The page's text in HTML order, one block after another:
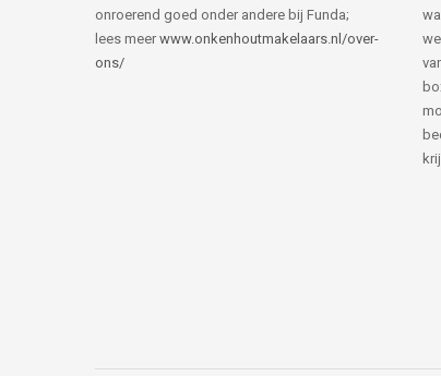
onroerend goed onder andere bij Funda;
lees meer www.onkenhoutmakelaars.nl/over-
ons/